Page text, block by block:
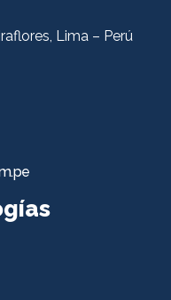
Lima – Perú